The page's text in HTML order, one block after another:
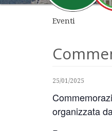
Eventi
25/01/2025
organizzata